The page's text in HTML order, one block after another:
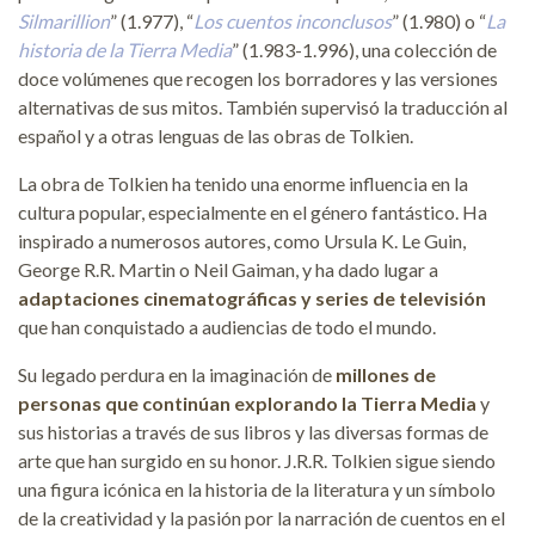
Silmarillion” (1.977), “Los cuentos inconclusos” (1.980) o “La
historia de la Tierra Media” (1.983-1.996), una colección de
doce volúmenes que recogen los borradores y las versiones
alternativas de sus mitos. También supervisó la traducción al
español y a otras lenguas de las obras de Tolkien.
La obra de Tolkien ha tenido una enorme influencia en la
cultura popular, especialmente en el género fantástico. Ha
inspirado a numerosos autores, como Ursula K. Le Guin,
George R.R. Martin o Neil Gaiman, y ha dado lugar a
adaptaciones cinematográficas y series de televisión
que han conquistado a audiencias de todo el mundo.
Su legado perdura en la imaginación de millones de
personas que continúan explorando la Tierra Media y
sus historias a través de sus libros y las diversas formas de
arte que han surgido en su honor. J.R.R. Tolkien sigue siendo
una figura icónica en la historia de la literatura y un símbolo
de la creatividad y la pasión por la narración de cuentos en el